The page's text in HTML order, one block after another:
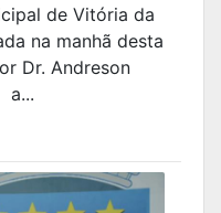
de Vitória da
na manhã desta
Dr. Andreson
a...